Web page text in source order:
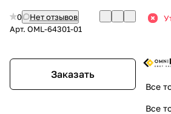
0
Нет отзывов
Арт. OML-64301-01
Заказать
Все
Все